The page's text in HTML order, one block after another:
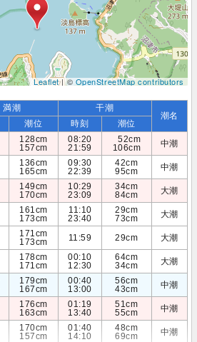
Leaflet| ©OpenStreetMap contributors
満潮 干潮
潮名
潮位 時刻
潮位
128cm
157cm
08:20
21:59
52cm
106cm
中潮
136cm
165cm
09:30
22:39
42cm
95cm
中潮
149cm
170cm
10:29
23:09
34cm
84cm
大潮
161cm
173cm
11:10
23:40
29cm
73cm
大潮
171cm
173cm
11:59 29cm 大潮
178cm
171cm
00:10
12:30
64cm
34cm
大潮
179cm
167cm
00:40
13:00
56cm
43cm
中潮
176cm
163cm
01:19
13:40
51cm
55cm
中潮
170cm
157cm
01:40
14:10
48cm
69cm
中潮